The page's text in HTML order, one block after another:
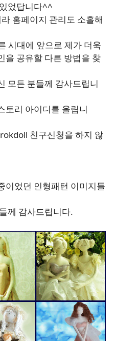
었답니다^^
홈페이지 관리도 소홀해
시대에 앞으로 제가 더욱
을 공유할 다른 방법을 찾
모든 분들께 감사드립니
토리 아이디를 올립니
친구신청을 하지 않
이었던 인형패턴 이미지들
께 감사드립니다.